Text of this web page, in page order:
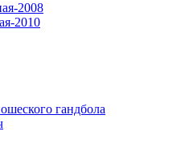
2008
2010
гандбола